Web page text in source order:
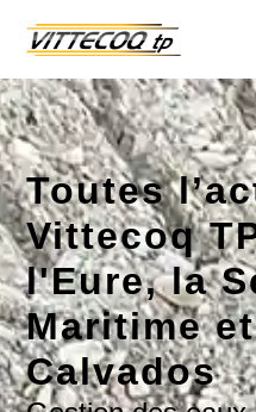
Toutes
Vittecoq
l'Eure, la
Maritime
Calvados